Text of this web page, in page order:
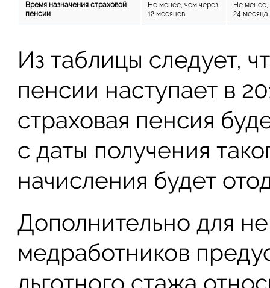
Время назначения страховой
пенсии
Не менее, чем через
12 месяцев
Не менее,
24 месяца
Из таблицы следует,
пенсии наступает в
страховая пенсия
с даты получения
начисления будет
Дополнительно для
медработников